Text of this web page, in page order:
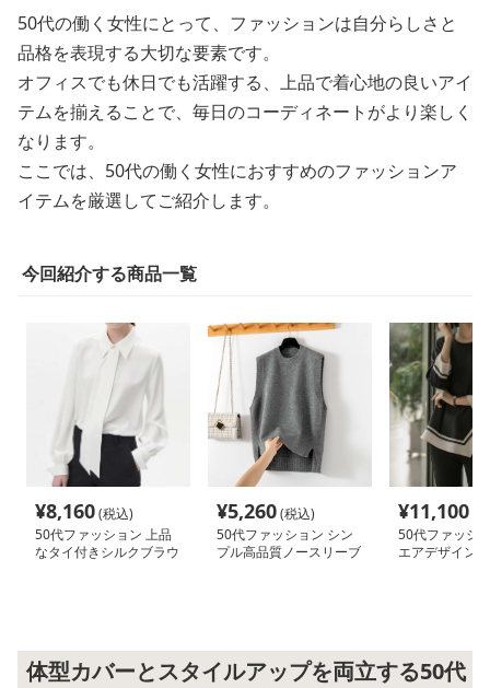
50代の働く女性にとって、ファッションは自分らしさと
品格を表現する大切な要素です。
オフィスでも休日でも活躍する、上品で着心地の良いアイ
テムを揃えることで、毎日のコーディネートがより楽しく
なります。
ここでは、50代の働く女性におすすめのファッションア
イテムを厳選してご紹介します。
今回紹介する商品一覧
¥8,160(税込)
50代ファッション 上品
なタイ付きシルクブラウ
¥5,260(税込)
50代ファッション シン
プル高品質ノースリーブ
¥11,100
50代ファッシ
エアデザイン
体型カバーとスタイルアップを両立する50代